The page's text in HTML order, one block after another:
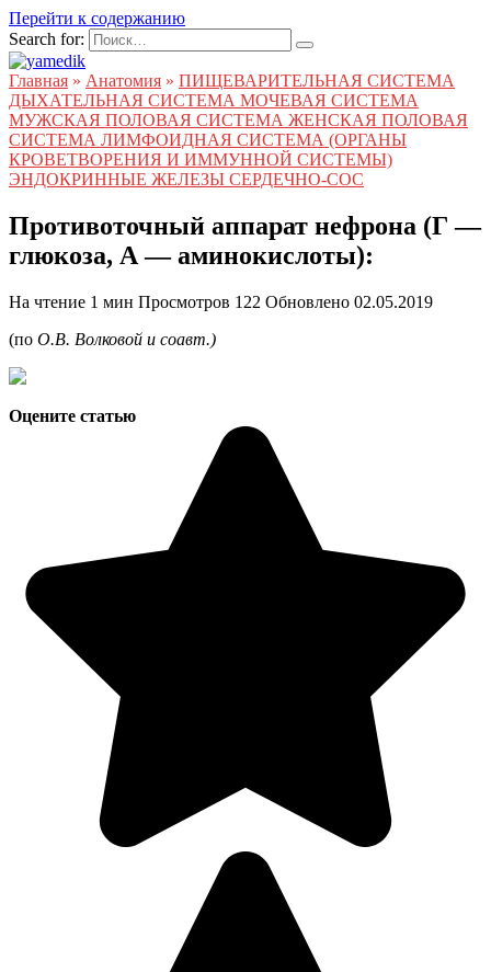
Перейти к содержанию
Search for:
Главная » Анатомия » ПИЩЕВАРИТЕЛЬНАЯ СИСТЕМА
ДЫХАТЕЛЬНАЯ СИСТЕМА МОЧЕВАЯ СИСТЕМА
МУЖСКАЯ ПОЛОВАЯ СИСТЕМА ЖЕНСКАЯ ПОЛОВАЯ
СИСТЕМА ЛИМФОИДНАЯ СИСТЕМА (ОРГАНЫ
КРОВЕТВОРЕНИЯ И ИММУННОЙ СИСТЕМЫ)
ЭНДОКРИННЫЕ ЖЕЛЕЗЫ СЕРДЕЧНО-СОС
Противоточный аппарат нефрона (Г —
глюкоза, А — аминокислоты):
На чтение 1 мин Просмотров 122 Обновлено 02.05.2019
(по О.В. Волковой и соавт.)
Оцените статью